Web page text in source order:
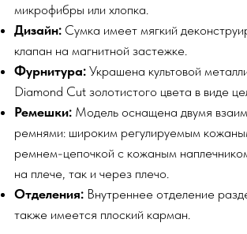
микрофибры или хлопка.
Дизайн: Сумка имеет мягкий
клапан на магнитной застежке.
Фурнитура: Украшена культовой
Diamond Cut золотистого цвета в виде
Ремешки: Модель оснащена двумя
ремнями: широким регулируемым
ремнем-цепочкой с кожаным
на плече, так и через плечо.
Отделения: Внутреннее отделение
также имеется плоский карман.